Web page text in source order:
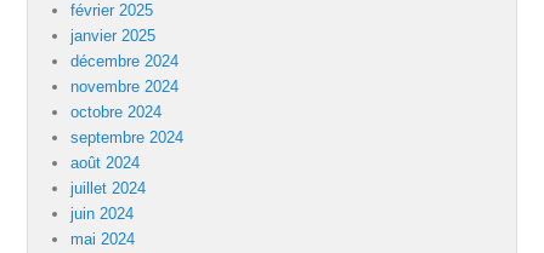
février 2025
janvier 2025
décembre 2024
novembre 2024
octobre 2024
septembre 2024
août 2024
juillet 2024
juin 2024
mai 2024